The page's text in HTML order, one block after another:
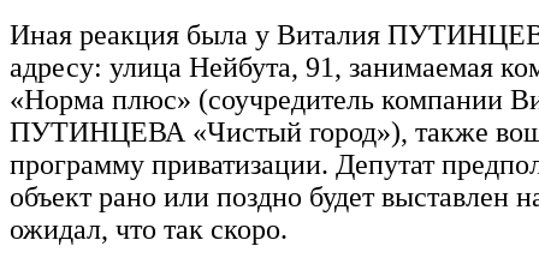
Иная реакция была у Виталия
адресу: улица Нейбута, 91, занимаемая
«Норма плюс» (соучредитель компании
ПУТИНЦЕВА «Чистый город»), также
программу приватизации. Депутат
объект рано или поздно будет выставлен
ожидал, что так скоро.